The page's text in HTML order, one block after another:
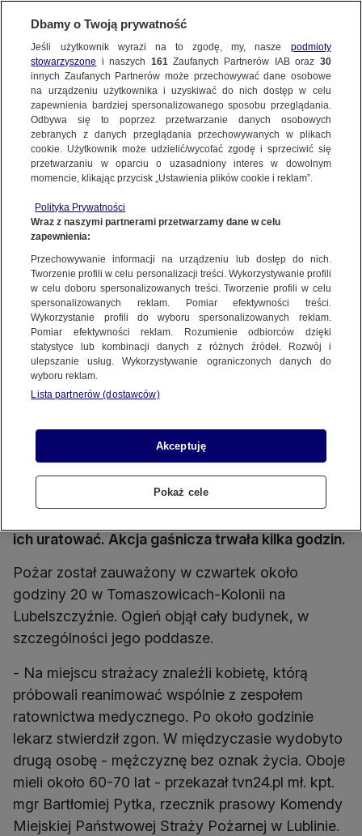
LUBLIN
Spłonął dom. Zginęły dwie osoby
Oprac.Svitlana Kucherenko
22.05.2026, 09:51
Posłuchaj artykułu
Czyta lektor AI
Tragiczny pożar domu na Lubelszczyźnie
Źródło wideo: KM PSP w LublinieŹródło zdj. gł.: KM PSP w Lublinie
W płonącym budynku w Tomaszowicach-Kolonii
ich uratować. Akcja gaśnicza trwała kilka godzin.
Pożar został zauważony w czwartek około
godziny 20 w Tomaszowicach-Kolonii na
Lubelszczyźnie. Ogień objął cały budynek, w
szczególności jego poddasze.
- Na miejscu strażacy znaleźli kobietę, którą
próbowali reanimować wspólnie z zespołem
ratownictwa medycznego. Po około godzinie
lekarz stwierdził zgon. W międzyczasie wydobyto
drugą osobę - mężczyznę bez oznak życia. Oboje
mieli około 60-70 lat - przekazał tvn24.pl mł. kpt.
mgr Bartłomiej Pytka, rzecznik prasowy Komendy
Miejskiej Państwowej Straży Pożarnej w Lublinie.
Dbamy o Twoją prywatność
Jeśli użytkownik wyrazi na to zgodę, my, nasze podmioty
stowarzyszone i naszych 161Zaufanych Partnerów IAB oraz 30
innych Zaufanych Partnerów może przechowywać dane osobowe
na urządzeniu użytkownika i uzyskiwać do nich dostęp w celu
zapewnienia bardziej spersonalizowanego sposobu przeglądania.
Odbywa się to poprzez przetwarzanie danych osobowych
zebranych z danych przeglądania przechowywanych w plikach
cookie. Użytkownik może udzielić/wycofać zgodę i sprzeciwić się
przetwarzaniu w oparciu o uzasadniony interes w dowolnym
momencie, klikając przycisk „Ustawienia plików cookie i reklam”.
Polityka Prywatności
Wraz z naszymi partnerami przetwarzamy dane w celu
zapewnienia:
Przechowywanie informacji na urządzeniu lub dostęp do nich.
Tworzenie profili w celu personalizacji treści. Wykorzystywanie profili
w celu doboru spersonalizowanych treści. Tworzenie profili w celu
spersonalizowanych reklam. Pomiar efektywności treści.
Wykorzystanie profili do wyboru spersonalizowanych reklam.
Pomiar efektywności reklam. Rozumienie odbiorców dzięki
statystyce lub kombinacji danych z różnych źródeł. Rozwój i
ulepszanie usług. Wykorzystywanie ograniczonych danych do
wyboru reklam.
Lista partnerów (dostawców)
Akceptuję
Pokaż cele